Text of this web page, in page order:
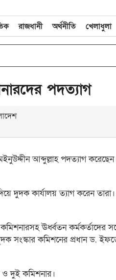
রাজধানী অর্থনীতি খেলাধুলা
পদত্যাগ
মইনুউদ্দীন আব্দুল্লাহ পদত্যাগ
দুদক কার্যালয় ত্যাগ করেন
ঊর্ধ্বতন কর্মকর্তাদের
সংস্কার কমিশনের প্রধান ড.
ও দুই কমিশনার।